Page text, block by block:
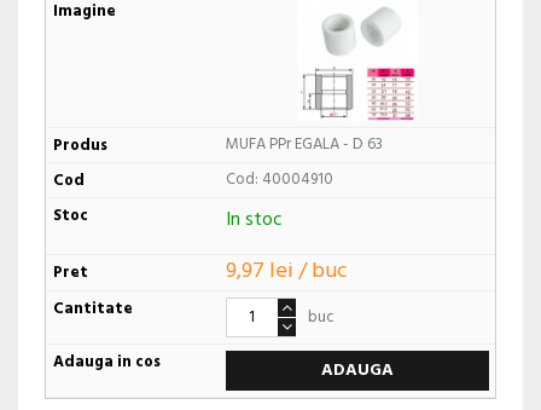
MUFA PPr EGALA - D 63
Cod: 40004910
In stoc
9,97 lei / buc
buc
ADAUGA